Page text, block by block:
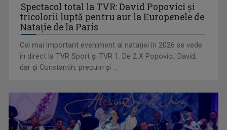
„Dansatoarea din umbră”, un thriller psihologic despre
loialitate și ...
Spectacol total la TVR: David Popovici și
tricolorii luptă pentru aur la Europenele de
Natație de la Paris
Cel mai important eveniment al nataţiei în 2026 se vede
în direct la TVR Sport şi TVR 1. De 2 X Popovici: David,
dar şi Constantin, precum şi ...